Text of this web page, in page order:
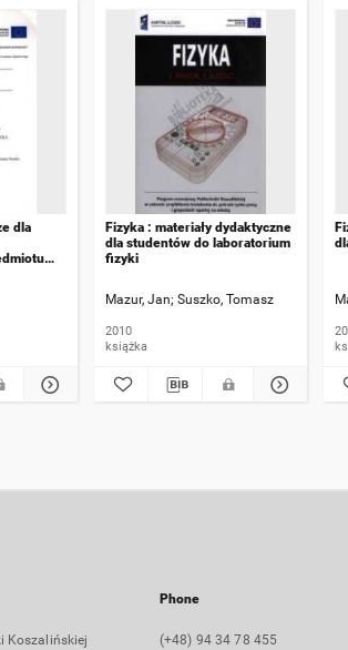
dla
Fizyka : materiały dydaktyczne
dla studentów do laboratorium
fizyki
Mazur, Jan Suszko, Tomasz
2010
książka
Koszalińskiej
Phone
(+48) 94 34 78 455